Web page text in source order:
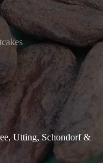
Utting, Schondorf &